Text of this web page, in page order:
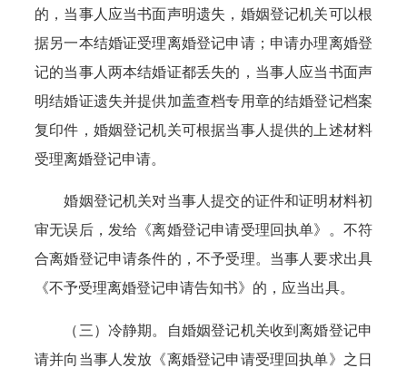
的，当事人应当书面声明遗失，婚姻登记机关可以根
据另一本结婚证受理离婚登记申请；申请办理离婚登
记的当事人两本结婚证都丢失的，当事人应当书面声
明结婚证遗失并提供加盖查档专用章的结婚登记档案
复印件，婚姻登记机关可根据当事人提供的上述材料
受理离婚登记申请。
婚姻登记机关对当事人提交的证件和证明材料初
审无误后，发给《离婚登记申请受理回执单》。不符
合离婚登记申请条件的，不予受理。当事人要求出具
《不予受理离婚登记申请告知书》的，应当出具。
（三）冷静期。自婚姻登记机关收到离婚登记申
请并向当事人发放《离婚登记申请受理回执单》之日